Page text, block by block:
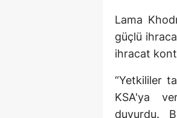
Lama
güçlü
ihracat
“Yetkililer
KSA'ya
duyurdu.